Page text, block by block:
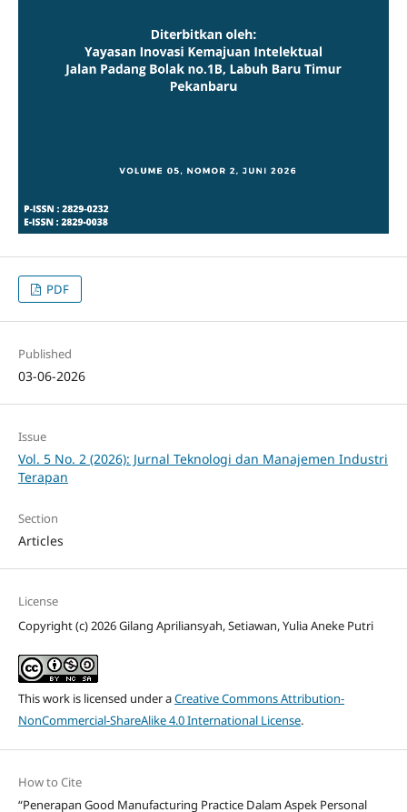
PDF
Published
03-06-2026
Issue
Vol. 5 No. 2 (2026): Jurnal Teknologi dan Manajemen Industri
Terapan
Section
Articles
License
Copyright (c) 2026 Gilang Apriliansyah, Setiawan, Yulia Aneke Putri
This work is licensed under aCreative Commons Attribution-
NonCommercial-ShareAlike 4.0 International License.
How to Cite
“Penerapan Good Manufacturing Practice Dalam Aspek Personal